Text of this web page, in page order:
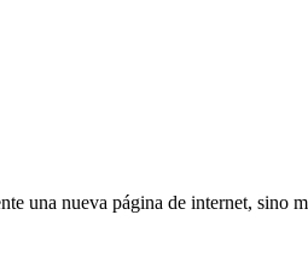
una nueva página de internet, sino